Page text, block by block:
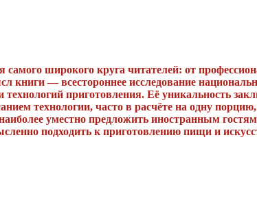
самого широкого круга читателей: от
книги — всестороннее исследование
приготовления. Её уникальность
технологии, часто в расчёте на одну
уместно предложить иностранным
подходить к приготовлению пищи и